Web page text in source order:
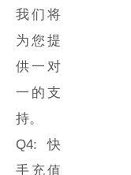
我们将
为您提
供一对
一的支
持。
Q4:快
手充值